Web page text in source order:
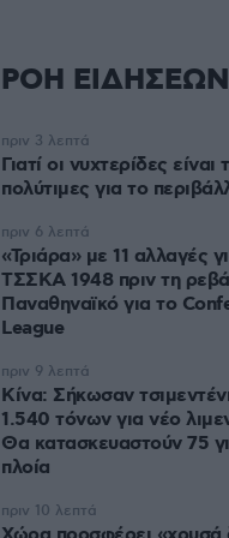
ΡΟΗ ΕΙΔΗΣΕΩΝ
Γιατί οι νυχτερίδες είναι
πολύτιμες για το
πριν 3 λεπτά
«Τριάρα» με 11 αλλαγές
ΤΣΣΚΑ 1948 πριν τη
Παναθηναϊκό για το
League
πριν 6 λεπτά
Κίνα: Σήκωσαν
1.540 τόνων για νέο
Θα κατασκευαστούν 75
πλοία
πριν 9 λεπτά
πριν 10 λεπτά